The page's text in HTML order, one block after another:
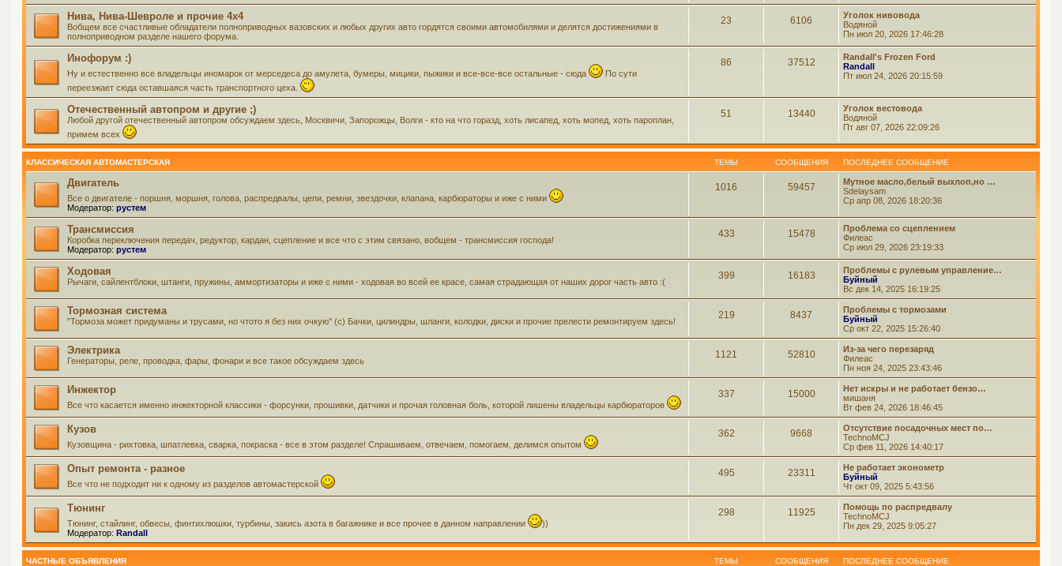
Нива, Нива-Шевроле и прочие 4х4
Вобщем все счастливые обладатели полноприводных вазовских и любых других авто гордятся своими автомобилями и делятся достижениями в
полноприводном разделе нашего форума.
23 6106
Уголок нивовода
Водяной
Пн июл 20, 2026 17:46:28
Инофорум :)
Ну и естественно все владельцы иномарок от мерседеса до амулета, бумеры, мицики, пыжики и все-все-все остальные - сюда
По сути
переезжает сюда оставшаяся часть транспортного цеха.
86 37512
Randall's Frozen Ford
Randall
Пт июл 24, 2026 20:15:59
Отечественный автопром и другие ;)
Любой другой отечественный автопром обсуждаем здесь, Москвичи, Запорожцы, Волги - кто на что горазд, хоть лисапед, хоть мопед, хоть пароплан,
примем всех
51 13440
Уголок вестовода
Водяной
Пт авг 07, 2026 22:09:26
КЛАССИЧЕСКАЯ АВТОМАСТЕРСКАЯ ТЕМЫ СООБЩЕНИЯ ПОСЛЕДНЕЕ СООБЩЕНИЕ
Двигатель
Все о двигателе - поршня, моршня, голова, распредвалы, цепи, ремни, звездочки, клапана, карбюраторы и иже с ними
Модератор: рустем
1016 59457
Мутное масло,белый выхлоп,но …
Sdelaysam
Ср апр 08, 2026 18:20:36
Трансмиссия
Коробка переключения передач, редуктор, кардан, сцепление и все что с этим связано, вобщем - трансмиссия господа!
Модератор: рустем
433 15478
Проблема со сцеплением
Филеас
Ср июл 29, 2026 23:19:33
Ходовая
Рычаги, сайлентблоки, штанги, пружины, аммортизаторы и иже с ними - ходовая во всей ее красе, самая страдающая от наших дорог часть авто :(
399 16183
Проблемы с рулевым управление…
Буйный
Вс дек 14, 2025 16:19:25
Тормозная система
"Тормоза может придуманы и трусами, но чтото я без них очкую" (с) Бачки, цилиндры, шланги, колодки, диски и прочие прелести ремонтируем здесь!
219 8437
Проблемы с тормозами
Буйный
Ср окт 22, 2025 15:26:40
Электрика
Генераторы, реле, проводка, фары, фонари и все такое обсуждаем здесь
1121 52810
Из-за чего перезаряд
Филеас
Пн ноя 24, 2025 23:43:46
Инжектор
Все что касается именно инжекторной классики - форсунки, прошивки, датчики и прочая головная боль, которой лишены владельцы карбюраторов
337 15000
Нет искры и не работает бензо…
мишаня
Вт фев 24, 2026 18:46:45
Кузов
Кузовщина - рихтовка, шпатлевка, сварка, покраска - все в этом разделе! Спрашиваем, отвечаем, помогаем, делимся опытом
362 9668
Отсутствие посадочных мест по…
TechnoMCJ
Ср фев 11, 2026 14:40:17
Опыт ремонта - разное
Все что не подходит ни к одному из разделов автомастерской
495 23311
Не работает эконометр
Буйный
Чт окт 09, 2025 5:43:56
Тюнинг
Тюнинг, стайлинг, обвесы, финтихлюшки, турбины, закись азота в багажнике и все прочее в данном направлении
))
Модератор: Randall
298 11925
Помощь по распредвалу
TechnoMCJ
Пн дек 29, 2025 9:05:27
ЧАСТНЫЕ ОБЪЯВЛЕНИЯ ТЕМЫ СООБЩЕНИЯ ПОСЛЕДНЕЕ СООБЩЕНИЕ